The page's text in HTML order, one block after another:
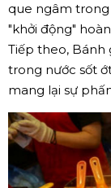
que ngâm trong
"khởi động"
Tiếp theo, Bánh
trong nước sốt
mang lại sự